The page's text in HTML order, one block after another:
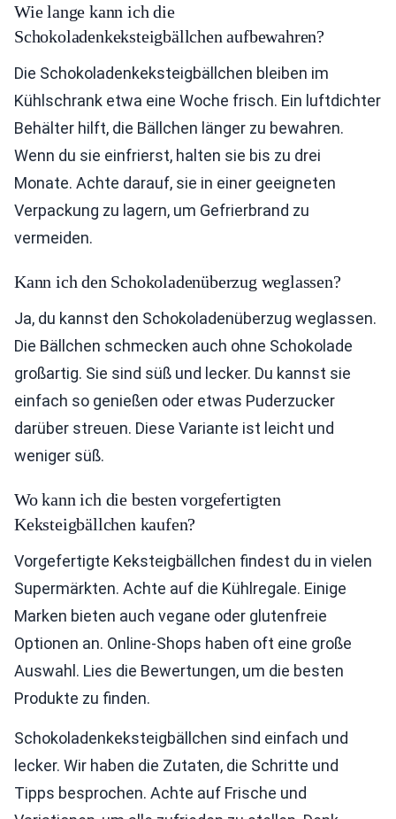
Wie lange kann ich die
Schokoladenkeksteigbällchen aufbewahren?
Die Schokoladenkeksteigbällchen bleiben im
Kühlschrank etwa eine Woche frisch. Ein luftdichter
Behälter hilft, die Bällchen länger zu bewahren.
Wenn du sie einfrierst, halten sie bis zu drei
Monate. Achte darauf, sie in einer geeigneten
Verpackung zu lagern, um Gefrierbrand zu
vermeiden.
Kann ich den Schokoladenüberzug weglassen?
Ja, du kannst den Schokoladenüberzug weglassen.
Die Bällchen schmecken auch ohne Schokolade
großartig. Sie sind süß und lecker. Du kannst sie
einfach so genießen oder etwas Puderzucker
darüber streuen. Diese Variante ist leicht und
weniger süß.
Wo kann ich die besten vorgefertigten
Keksteigbällchen kaufen?
Vorgefertigte Keksteigbällchen findest du in vielen
Supermärkten. Achte auf die Kühlregale. Einige
Marken bieten auch vegane oder glutenfreie
Optionen an. Online-Shops haben oft eine große
Auswahl. Lies die Bewertungen, um die besten
Produkte zu finden.
Schokoladenkeksteigbällchen sind einfach und
lecker. Wir haben die Zutaten, die Schritte und
Tipps besprochen. Achte auf Frische und